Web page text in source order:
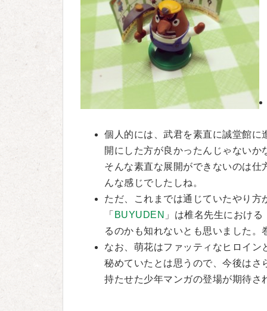
個人的には、武君を素直に誠堂館に
開にした方が良かったんじゃない
そんな素直な展開ができないのは仕
んな感じでしたしね。
ただ、これまでは通じていたやり
「 BUYUDEN 」は椎名先生における
るのかも知れないとも思いました。
なお、萌花はファッティなヒロイン
秘めていたとは思うので、今後はさ
持たせた少年マンガの登場が期待さ